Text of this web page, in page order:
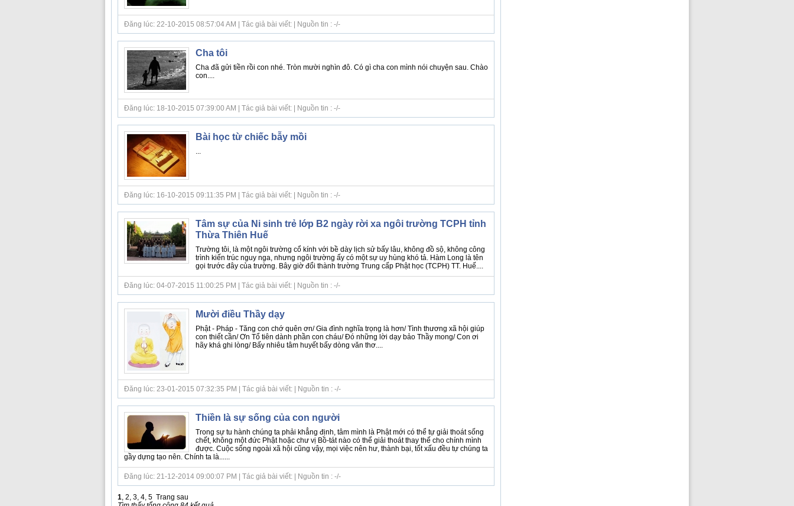
Đăng lúc: 22-10-2015 08:57:04 AM | Tác giả bài viết: | Nguồn tin : -/-
Cha tôi
Cha đã gửi tiền rồi con nhé. Tròn mười nghìn đô. Có gì cha con mình nói chuyện sau. Chào
con....
Đăng lúc: 18-10-2015 07:39:00 AM | Tác giả bài viết: | Nguồn tin : -/-
Bài học từ chiếc bẫy mồi
Đăng lúc: 16-10-2015 09:11:35 PM | Tác giả bài viết: | Nguồn tin : -/-
Tâm sự của Ni sinh trẻ lớp B2 ngày rời xa ngôi trường TCPH tỉnh
Thừa Thiên Huế
Trường tôi, là một ngôi trường cổ kính với bề dày lịch sử bấy lâu, không đồ sộ, không công
trình kiến trúc nguy nga, nhưng ngôi trường ấy có một sự uy hùng khó tả. Hàm Long là tên
gọi trước đây của trường. Bây giờ đổi thành trường Trung cấp Phật học (TCPH) TT. Huế....
Đăng lúc: 04-07-2015 11:00:25 PM | Tác giả bài viết: | Nguồn tin : -/-
Mười điều Thầy dạy
Phật - Pháp - Tăng con chớ quên ơn/ Gia đình nghĩa trọng là hơn/ Tình thương xã hội giúp
con thiết cần/ Ơn Tổ tiên dành phần con cháu/ Đó những lời dạy bảo Thầy mong/ Con ơi
hãy khá ghi lòng/ Bấy nhiêu tâm huyết bấy dòng văn thơ....
Đăng lúc: 23-01-2015 07:32:35 PM | Tác giả bài viết: | Nguồn tin : -/-
Thiền là sự sống của con người
Trong sự tu hành chúng ta phải khẳng định, tâm mình là Phật mới có thể tự giải thoát sống
chết, không một đức Phật hoặc chư vị Bồ-tát nào có thể giải thoát thay thế cho chính mình
được. Cuộc sống ngoài xã hội cũng vậy, mọi việc nên hư, thành bại, tốt xấu đều tự chúng ta
gầy dựng tạo nên. Chính ta là......
Đăng lúc: 21-12-2014 09:00:07 PM | Tác giả bài viết: | Nguồn tin : -/-
1 2 3 4 5 Trang sau